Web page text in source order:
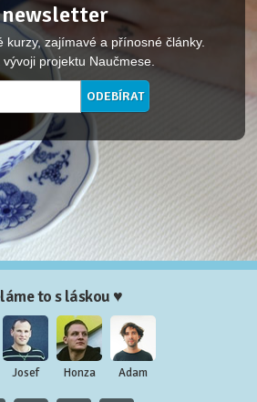
newsletter
kurzy, zajímavé a přínosné články.
projektu Naučmese.
to s láskou ♥
Josef Honza Adam